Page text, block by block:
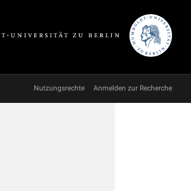
Nutzungsrechte Anmelden zur Recherche